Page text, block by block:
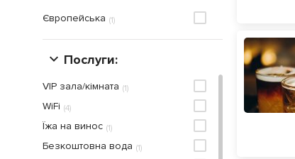
(1)
Європейська
Послуги:
(1)
VIP зала/кімната
(4)
WiFi
(1)
Їжа на винос
(1)
Безкоштовна вода